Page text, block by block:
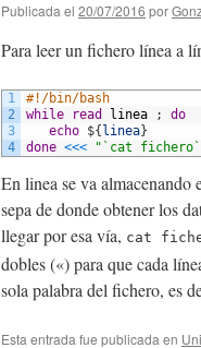
Publicada el 20/07/2016 por
Para leer un fichero línea a
1
2
3
4
#!/bin/bash
while
read linea ;
do
echo ${ linea}
done <<< "`cat
En linea se va
sepa de donde obtener los
llegar por esa vía, cat
dobles («) para que cada
sola palabra del fichero, es
Esta entrada fue publicada en